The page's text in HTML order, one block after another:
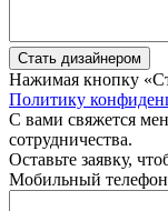
Стать дизайнером
Нажимая кнопку
Политику
С вами свяжется
сотрудничества.
Оставьте заявку,
Мобильный телефон